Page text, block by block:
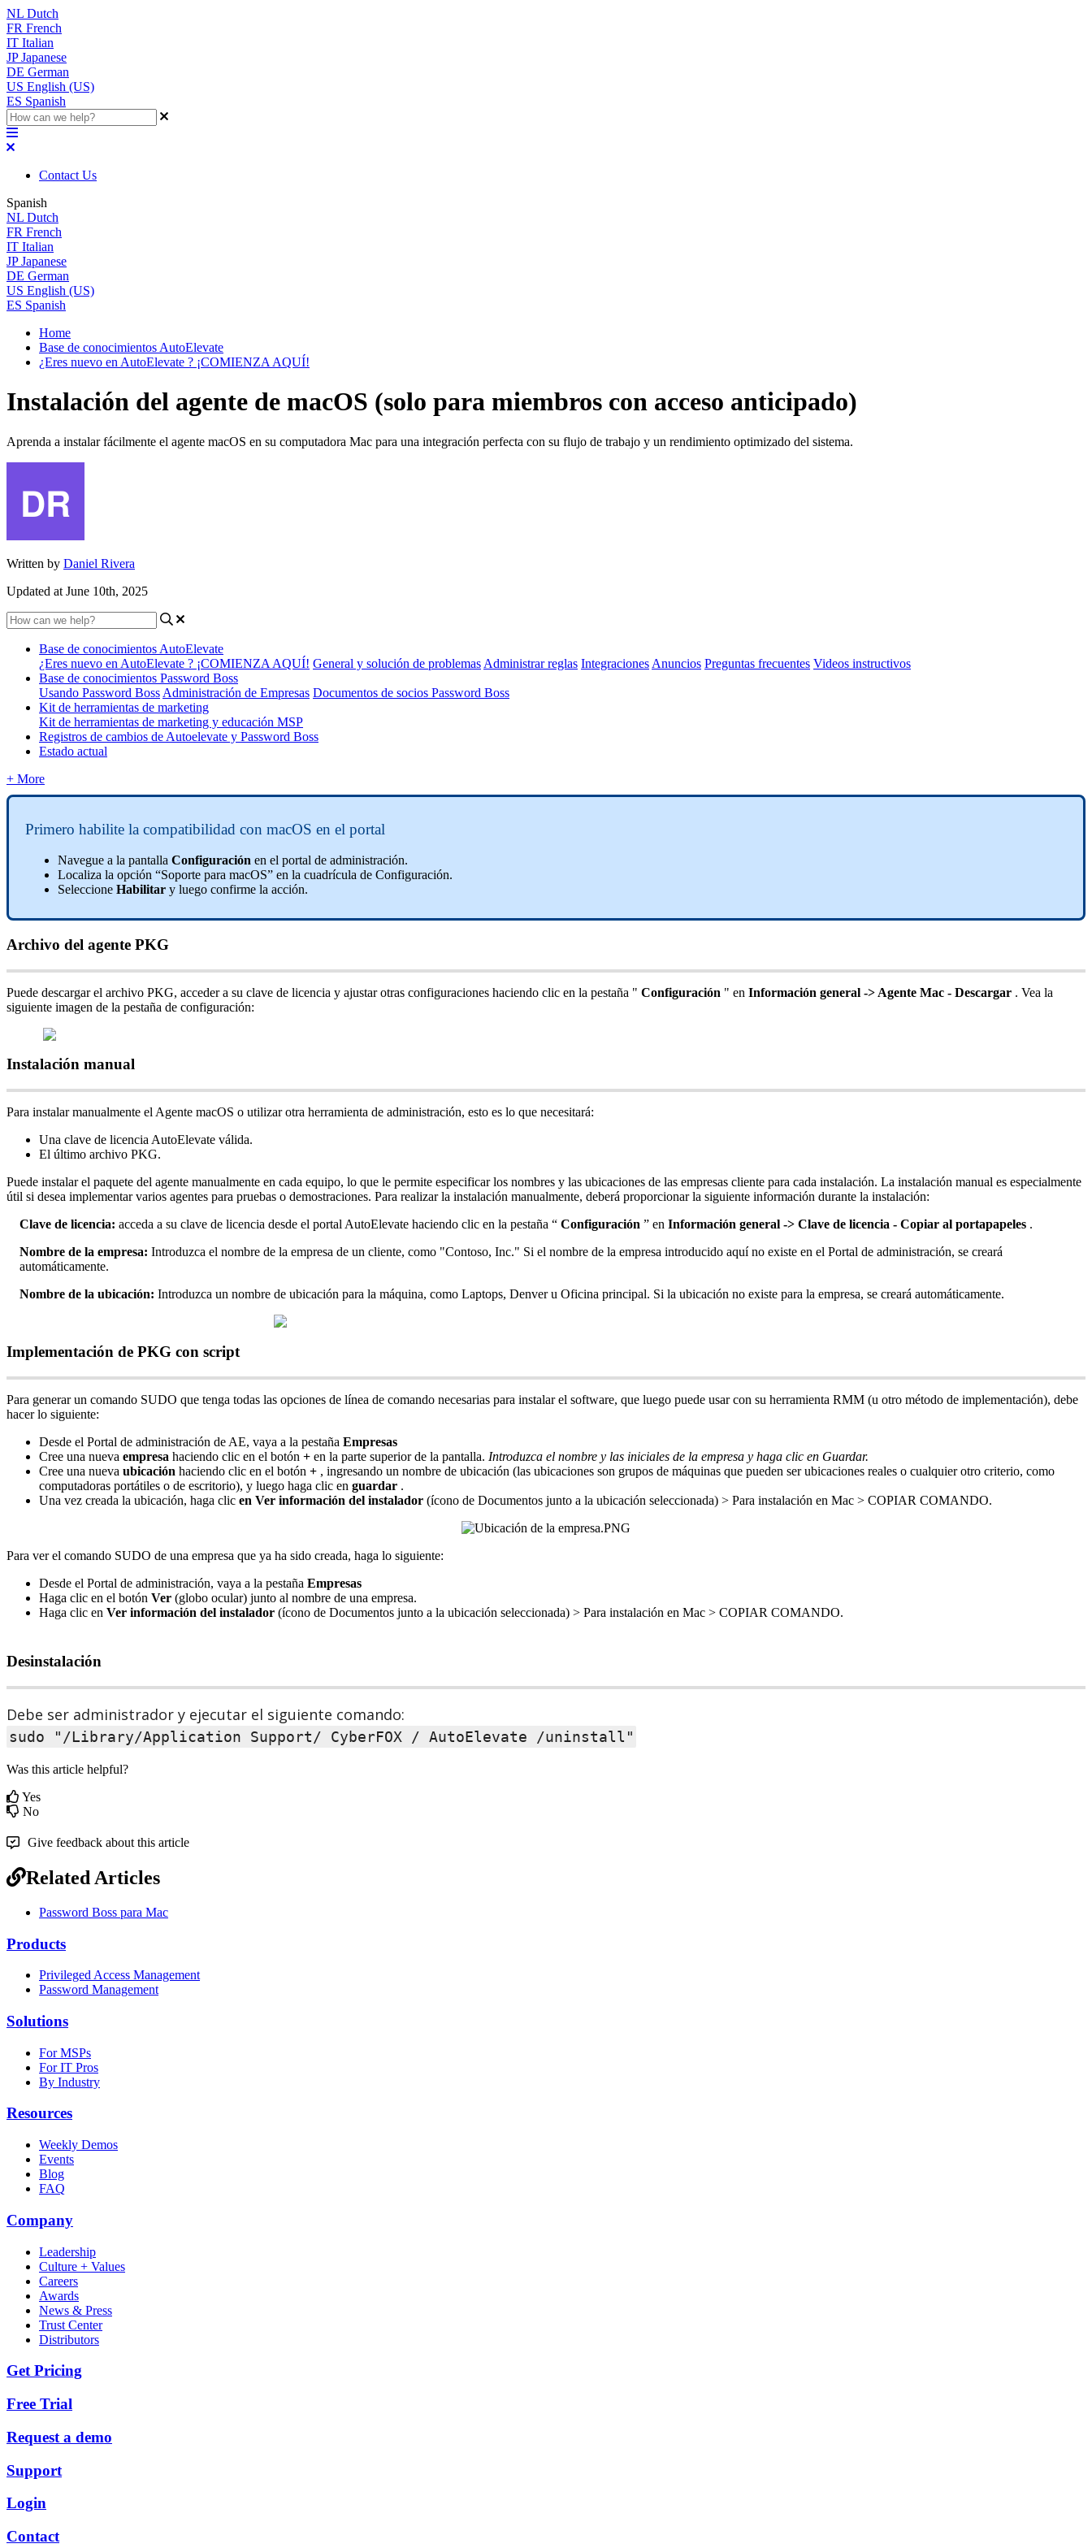
NL Dutch
FR French
IT Italian
JP Japanese
DE German
US English (US)
ES Spanish
Contact Us
Spanish
NL Dutch
FR French
IT Italian
JP Japanese
DE German
US English (US)
ES Spanish
Home
Base de conocimientos AutoElevate
¿Eres nuevo en AutoElevate ? ¡COMIENZA AQUÍ!
Instalación del agente de macOS (solo para miembros con acceso anticipado)
Aprenda a instalar fácilmente el agente macOS en su computadora Mac para una integración perfecta con su flujo de trabajo y un rendimiento optimizado del sistema.
Written by Daniel Rivera
Updated at June 10th, 2025
Base de conocimientos AutoElevate
¿Eres nuevo en AutoElevate ? ¡COMIENZA AQUÍ! General y solución de problemas Administrar reglas Integraciones Anuncios Preguntas frecuentes Videos instructivos
Base de conocimientos Password Boss
Usando Password Boss Administración de Empresas Documentos de socios Password Boss
Kit de herramientas de marketing
Kit de herramientas de marketing y educación MSP
Registros de cambios de Autoelevate y Password Boss
Estado actual
+ More
Primero habilite la compatibilidad con macOS en el portal
Navegue a la pantalla Configuración en el portal de administración.
Localiza la opción “Soporte para macOS” en la cuadrícula de Configuración.
Seleccione Habilitar y luego confirme la acción.
Archivo del agente PKG
Puede descargar el archivo PKG, acceder a su clave de licencia y ajustar otras configuraciones haciendo clic en la pestaña " Configuración " en Información general -> Agente Mac - Descargar . Vea la
siguiente imagen de la pestaña de configuración:
Instalación manual
Para instalar manualmente el Agente macOS o utilizar otra herramienta de administración, esto es lo que necesitará:
Una clave de licencia AutoElevate válida.
El último archivo PKG.
Puede instalar el paquete del agente manualmente en cada equipo, lo que le permite especificar los nombres y las ubicaciones de las empresas cliente para cada instalación. La instalación manual es especialmente
útil si desea implementar varios agentes para pruebas o demostraciones. Para realizar la instalación manualmente, deberá proporcionar la siguiente información durante la instalación:
Clave de licencia: acceda a su clave de licencia desde el portal AutoElevate haciendo clic en la pestaña “ Configuración ” en Información general -> Clave de licencia - Copiar al portapapeles .
Nombre de la empresa: Introduzca el nombre de la empresa de un cliente, como "Contoso, Inc." Si el nombre de la empresa introducido aquí no existe en el Portal de administración, se creará
automáticamente.
Nombre de la ubicación: Introduzca un nombre de ubicación para la máquina, como Laptops, Denver u Oficina principal. Si la ubicación no existe para la empresa, se creará automáticamente.
Implementación de PKG con script
Para generar un comando SUDO que tenga todas las opciones de línea de comando necesarias para instalar el software, que luego puede usar con su herramienta RMM (u otro método de implementación), debe
hacer lo siguiente:
Desde el Portal de administración de AE, vaya a la pestaña Empresas
Cree una nueva empresa haciendo clic en el botón + en la parte superior de la pantalla. Introduzca el nombre y las iniciales de la empresa y haga clic en Guardar.
Cree una nueva ubicación haciendo clic en el botón + , ingresando un nombre de ubicación (las ubicaciones son grupos de máquinas que pueden ser ubicaciones reales o cualquier otro criterio, como
computadoras portátiles o de escritorio), y luego haga clic en guardar .
Una vez creada la ubicación, haga clic en Ver información del instalador (ícono de Documentos junto a la ubicación seleccionada) > Para instalación en Mac > COPIAR COMANDO.
Para ver el comando SUDO de una empresa que ya ha sido creada, haga lo siguiente:
Desde el Portal de administración, vaya a la pestaña Empresas
Haga clic en el botón Ver (globo ocular) junto al nombre de una empresa.
Haga clic en Ver información del instalador (ícono de Documentos junto a la ubicación seleccionada) > Para instalación en Mac > COPIAR COMANDO.
Desinstalación
Debe ser administrador y ejecutar el siguiente comando:
sudo " /Library/Application Support/ CyberFOX / AutoElevate /uninstall "
Was this article helpful?
Yes
No
Give feedback about this article
Related Articles
Password Boss para Mac
Products
Privileged Access Management
Password Management
Solutions
For MSPs
For IT Pros
By Industry
Resources
Weekly Demos
Events
Blog
FAQ
Company
Leadership
Culture + Values
Careers
Awards
News & Press
Trust Center
Distributors
Get Pricing
Free Trial
Request a demo
Support
Login
Contact